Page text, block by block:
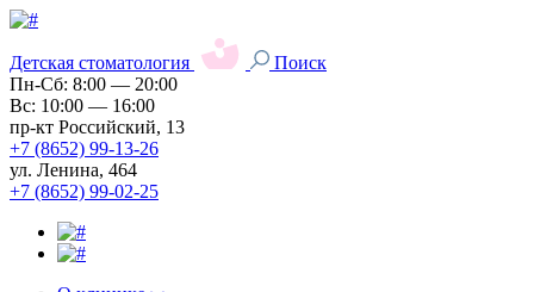
Детская стоматология
Поиск
Пн-Сб: 8:00 — 20:00
Вс: 10:00 — 16:00
пр-кт Российский, 13
+7 (8652) 99-13-26
ул. Ленина, 464
+7 (8652) 99-02-25